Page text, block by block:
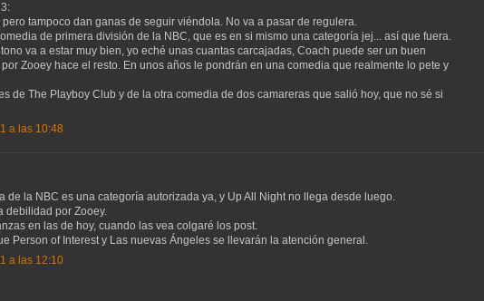
tampoco dan ganas de seguir viéndola. No va a pasar de regulera.
de primera división de la NBC, que es en si mismo una categoría jej... así que fuera.
va a estar muy bien, yo eché unas cuantas carcajadas, Coach puede ser un buen
Zooey hace el resto. En unos años le pondrán en una comedia que realmente lo pete y
de The Playboy Club y de la otra comedia de dos camareras que salió hoy, que no sé si
a las 10:48
de la NBC es una categoría autorizada ya, y Up All Night no llega desde luego.
debilidad por Zooey.
en las de hoy, cuando las vea colgaré los post.
Person of Interest y Las nuevas Ángeles se llevarán la atención general.
a las 12:10